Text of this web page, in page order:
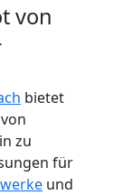
von
bietet
zu
für
und